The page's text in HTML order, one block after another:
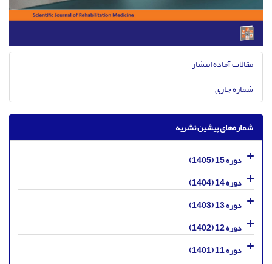
مقالات آماده انتشار
شماره جاری
شماره‌های پیشین نشریه
دوره 15 (1405)
دوره 14 (1404)
دوره 13 (1403)
دوره 12 (1402)
دوره 11 (1401)